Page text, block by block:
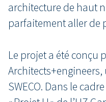
architecture de haut
parfaitement aller de
Le projet a été conçu
SWECO. Dans le